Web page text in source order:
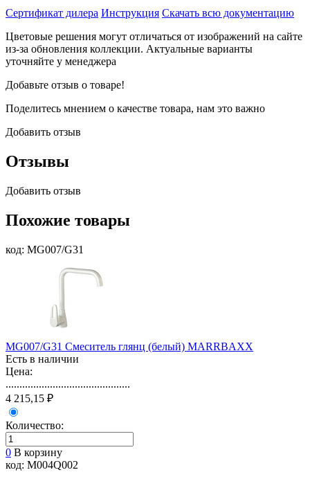
Сертификат дилера Инструкция Скачать всю документацию
Цветовые решения могут отличаться от изображений на сайте
из-за обновления коллекции. Актуальные варианты
уточняйте у менеджера
Добавьте отзыв о товаре!
Поделитесь мнением о качестве товара, нам это важно
Добавить отзыв
Отзывы
Добавить отзыв
Похожие товары
код: MG007/G31
MG007/G31 Смеситель глянц (белый) MARRBAXX
Есть в наличии
Цена:
.............................................
4 215,15 ₽
Количество:
0 В корзину
код: М004Q002